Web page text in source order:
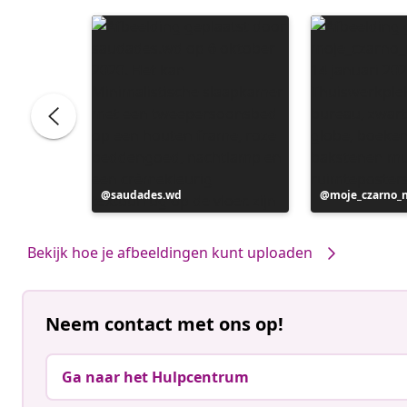
Bericht
gepubliceerd
saudades.wd
Bericht
gepubliceerd
Bekijk hoe je afbeeldingen kunt uploaden
Neem contact met ons op!
Ga naar het Hulpcentrum